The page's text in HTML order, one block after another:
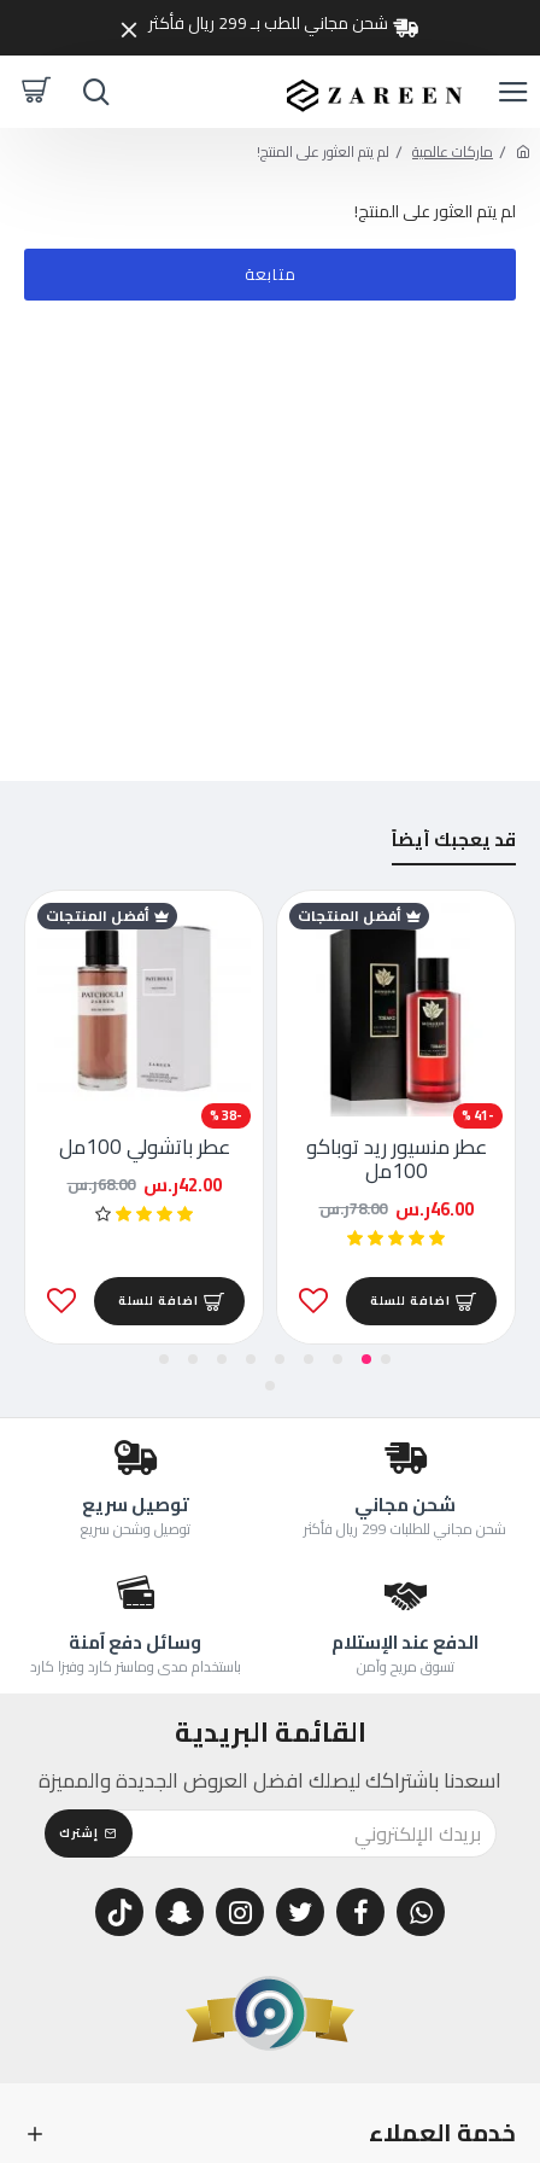
شحن مجاني للطب بـ 299 ريال فأكثر
ماركات عالمية لم يتم العثور على المنتج!
لم يتم العثور على المنتج!
متابعة
قد يعجبك أيضاً
أفضل المنتجات
-41 %
عطر منسيور ريد توباكو
100مل
46.00ر.س 78.00ر.س
اضافة للسلة
أفضل المنتجات
-38 %
عطر باتشولي 100مل
42.00ر.س 68.00ر.س
اضافة للسلة
شحن مجاني
شحن مجاني للطلبات 299 ريال فأكثر
توصيل سريع
توصيل وشحن سريع
الدفع عند الإستلام
تسوق مريح وآمن
وسائل دفع آمنة
باستخدام مدى وماستر كارد وفيزا كارد
القائمة البريدية
اسعدنا باشتراكك ليصلك افضل العروض الجديدة والمميزة
إشترك
خدمة العملاء